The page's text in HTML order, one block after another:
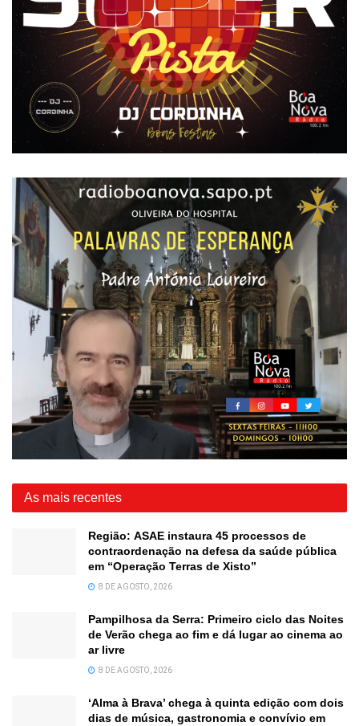
As mais recentes
Região: ASAE instaura 45 processos de
contraordenação na defesa da saúde pública
em “Operação Terras de Xisto”
8 DE AGOSTO, 2026
Pampilhosa da Serra: Primeiro ciclo das Noites
de Verão chega ao fim e dá lugar ao cinema ao
ar livre
8 DE AGOSTO, 2026
‘Alma à Brava’ chega à quinta edição com dois
dias de música, gastronomia e convívio em